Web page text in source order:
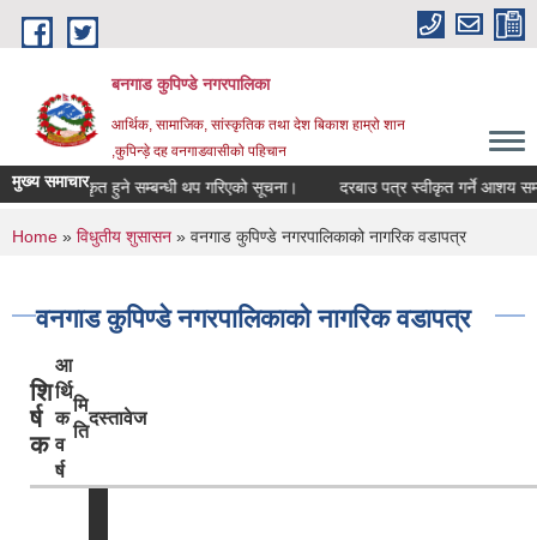
Skip to main content
बनगाड कुपिण्डे नगरपालिका
आर्थिक, सामाजिक, सांस्कृतिक तथा देश बिकाश हाम्रो शान
,कुपिन्ड़े दह वनगाडवासीको पहिचान
मुख्य समाचार
सूचीकृत हुने सम्बन्धी थप गरिएको सूचना। दरबाउ पत्र स्वीकृत गर्ने आशय
You are here
Home » विधुतीय शुसासन » वनगाड कुपिण्डे नगरपालिकाको नागरिक वडापत्र
वनगाड कुपिण्डे नगरपालिकाको नागरिक वडापत्र
शि
र्ष
क
आ
र्थि
क
व
र्ष
मि
ति
दस्तावेज